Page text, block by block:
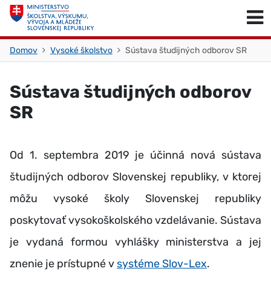
Skočiť na obsah
Domov Vysoké školstvo Sústava študijných odborov SR
Sústava študijných odborov
SR
Od 1. septembra 2019 je účinná nová sústava
študijných odborov Slovenskej republiky, v ktorej
môžu vysoké školy Slovenskej republiky
poskytovať vysokoškolského vzdelávanie. Sústava
je vydaná formou vyhlášky ministerstva a jej
znenie je prístupné v systéme Slov-Lex.
Skočiť na začiatok stránky